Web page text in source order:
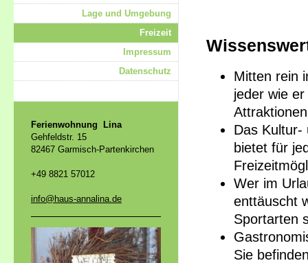
Mitten rein
jeder wie
Das Kultur-
bietet für
Wer im
enttäuscht
Sportarten
Sie
Lage und Umgebung
Freizeit
Impressum
Datenschutz
Ferienwohnung Lina
Gehfeldstr. 15
82467 Garmisch-Partenkirchen
+49 8821 57012
info@haus-annalina.de